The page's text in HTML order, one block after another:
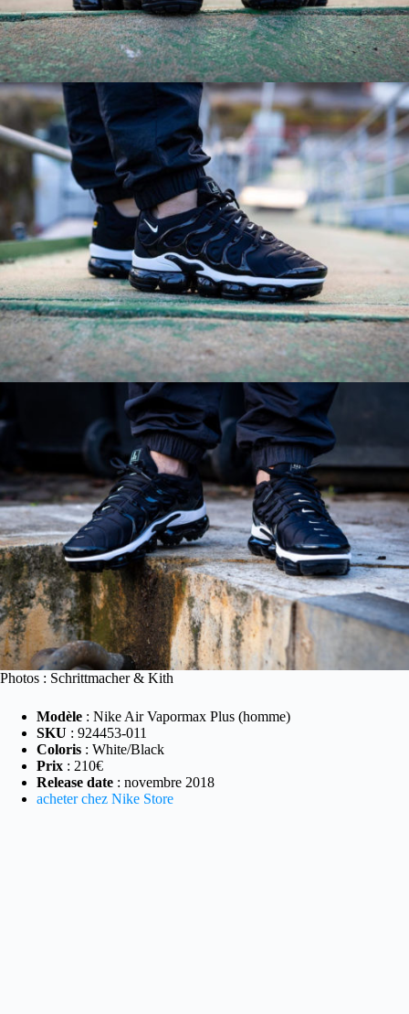
Photos : Schrittmacher & Kith
Modèle : Nike Air Vapormax Plus (homme)
SKU : 924453-011
Coloris : White/Black
Prix : 210€
Release date : novembre 2018
acheter chez Nike Store